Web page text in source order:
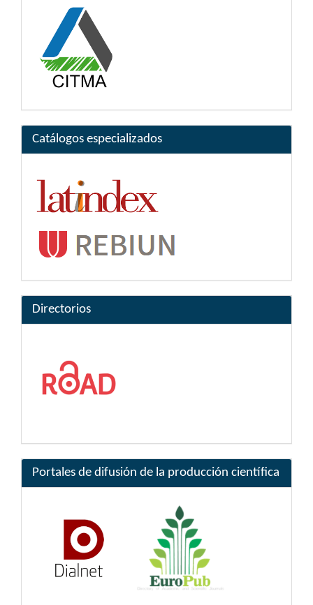
Catálogos especializados
Directorios
Portales de difusión de la producción científica